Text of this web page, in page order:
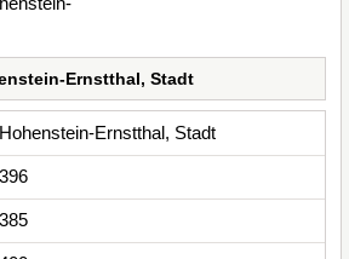
Ernstthal, Stadt
Hohenstein-Ernstthal, Stadt
396
385